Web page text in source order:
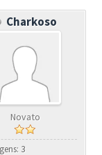
Charkoso
Novato
3